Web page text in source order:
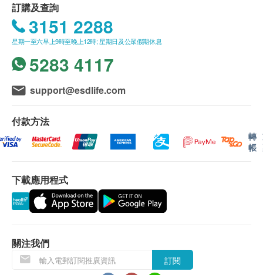
請注意：
此產品只適用於初步篩查，結果應配合其他臨床症
狀進行診斷。如果對結果有任何疑問，應立刻尋求
醫生的專業意見。
請勿在未事先諮詢醫護人員的情況下，做出任何與
醫學相關的決定。
如有任何身體不適或出現任何病徵；如發燒、咳
嗽、流鼻水及喉嚨痛等，亦應立即求醫，以作出適
當的診斷。
沖洗並向醫護人員求助。
測試套裝包括：
1份使用說明
1支試管
加HK$40運費。
明確醫療將於訂單確定後5-7個工作天內安排發
貨。
不排除運送時間會因節日而有所影響。當八號烈風
訊號懸掛或黑色暴雨警告生效時，送貨服務時間將
會延遲。
所有訂單須視乎相關貨品的供應情況再作最後確
認。倘若供應商未能提供任何訂單上的貨品，健康
網購有權拒絕接受該訂單，並且會於送貨前透過電
話或電郵通知顧客再作安排。
售後條款
當顧客收取已訂購之貨品時，有責任檢查貨品是否
有損毀情況，一經確認簽收，恕不接受退換。
正本，並於送貨後3個工作天內按下列方式聯絡 明
確醫療 客戶服務部跟進。
訂購及查詢
3151 2288
星期一至六早上9時至晚上12時; 星期日及公眾假期休息
5283 4117
support@esdlife.com
付款方法
轉
帳
下載應用程式
關注我們
訂閱